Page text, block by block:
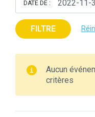
DATE DE :
FILTRE
Aucun
critères